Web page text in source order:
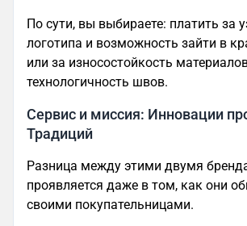
По сути, вы выбираете: платить за
логотипа и возможность зайти в
или за износостойкость
технологичность швов.
Сервис и миссия: Инновации
Традиций
Разница между этими двумя
проявляется даже в том, как они
своими покупательницами.